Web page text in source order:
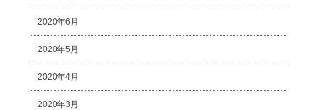
2020年6月
2020年5月
2020年4月
2020年3月